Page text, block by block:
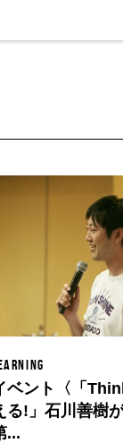
ベント〈「
る!」石川善樹
...